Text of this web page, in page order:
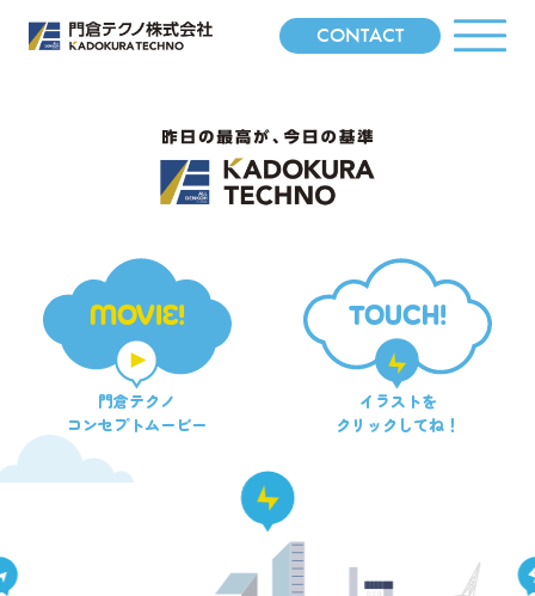
CONTACT
MOVIE!
門倉テクノ
コンセプトムービー
TOUCH!
イラストを
クリックしてね！